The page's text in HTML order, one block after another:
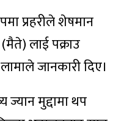
प्रहरीले शेषमान
लाई पक्राउ
जानकारी दिए।
ज्यान मुद्दामा थप